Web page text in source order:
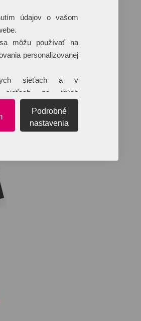
údajov o vašom
môžu používať na
personalizovanej
sieťach a v
sieťach na iných
Podrobné
nastavenia